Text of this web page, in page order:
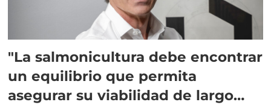
"La salmonicultura debe encontrar
un equilibrio que permita
asegurar su viabilidad de largo